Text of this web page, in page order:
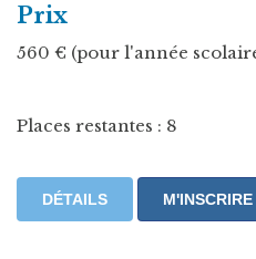
Prix
560 € (pour l'année
Places restantes : 8
DÉTAILS M'INSCRIRE